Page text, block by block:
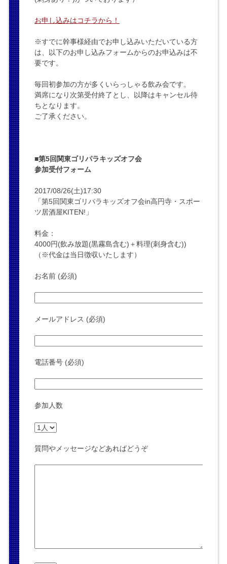
お申し込みはコチラから！
※すでに幹事様経由でお申し込みいただいている方
は、以下のお申し込みフォームからのお申込みは不
要です。
毎回初参加の方が多くいらっしゃる飲み会です。
満席になり次第受付終了とし、以降はキャンセル待
ちとなります。
ご了承ください。
■第5回関東ゴリパラキッズオフ会
参加受付フォーム
2017/08/26(土)17:30
「第5回関東ゴリパラキッズオフ会in高円寺・スポー
ツ居酒屋KITEN!」
料金：
4000円(飲み放題(黒霧島含む)＋料理(刺身含む))
（※代金は当日徴収いたします）
お名前 (必須)
メールアドレス (必須)
電話番号 (必須)
参加人数
質問やメッセージなどあればどうぞ